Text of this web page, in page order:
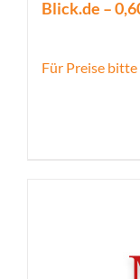
Blick.de –
Für Preise